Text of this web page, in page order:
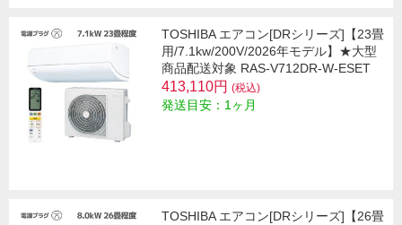
TOSHIBA エアコン[DRシリーズ]【23畳
用/7.1kw/200V/2026年モデル】★大型
商品配送対象 RAS-V712DR-W-ESET
413,110円 (税込)
発送目安：1ヶ月
TOSHIBA エアコン[DRシリーズ]【26畳